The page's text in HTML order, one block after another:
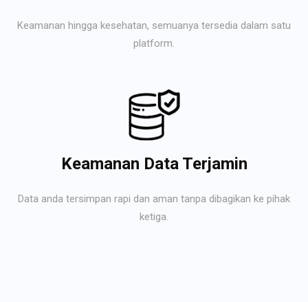
Keamanan hingga kesehatan, semuanya tersedia dalam satu
platform.
Keamanan Data Terjamin
Data anda tersimpan rapi dan aman tanpa dibagikan ke pihak
ketiga.